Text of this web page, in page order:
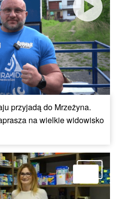
przyjadą do Mrzeżyna.
na wielkie widowisko